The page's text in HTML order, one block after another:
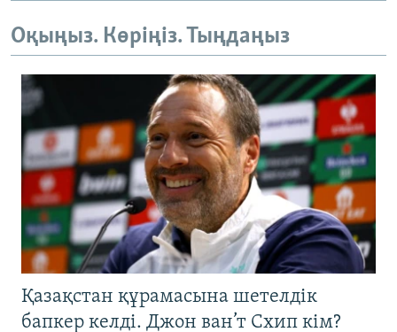
Оқыңыз. Көріңіз. Тыңдаңыз
Қазақстан құрамасына шетелдік
бапкер келді. Джон ван’т Схип кім?